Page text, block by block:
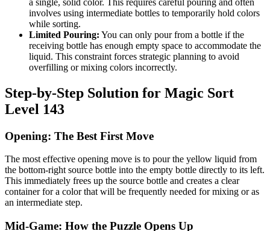
involves using intermediate bottles to temporarily hold colors
while sorting.
Limited Pouring: You can only pour from a bottle if the
receiving bottle has enough empty space to accommodate the
liquid. This constraint forces strategic planning to avoid
overfilling or mixing colors incorrectly.
Step-by-Step Solution for Magic Sort
Level 143
Opening: The Best First Move
The most effective opening move is to pour the yellow liquid from
the bottom-right source bottle into the empty bottle directly to its left.
This immediately frees up the source bottle and creates a clear
container for a color that will be frequently needed for mixing or as
an intermediate step.
Mid-Game: How the Puzzle Opens Up